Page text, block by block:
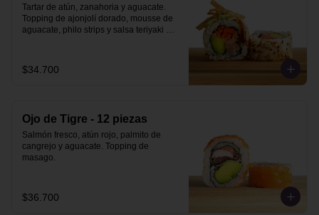
Tartar de atún, zanahoria y aguacate.
Topping de ajonjolí dorado, mousse de
aguacate, philo strips y salsa teriyaki
$34.700
Ojo de Tigre - 12 piezas
Salmón fresco, atún rojo, palmito de
cangrejo y aguacate. Topping de
masago.
$36.700